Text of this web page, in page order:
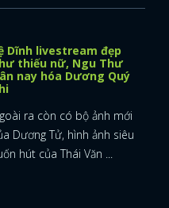
Dĩnh livestream đẹp
thiếu nữ, Ngu Thư
nay hóa Dương Quý
ra còn có bộ ảnh mới
Dương Tử, hình ảnh siêu
hút của Thái Văn ...